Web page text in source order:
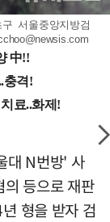
서울중앙지방검
대 N번방' 사
등으로 재판
형을 받자 검